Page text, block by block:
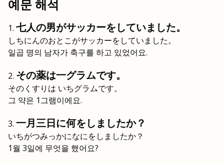
예문 해석
七人の男がサッカーをしていました。
しちにんのおとこがサッカーをしていました。
일곱 명의 남자가 축구를 하고 있었어요.
その薬は一グラムです。
そのくすりは いちグラムです。
그 약은 1그램이에요.
一月三日に何をしましたか？
いちがつみっかになにをしましたか？
1월 3일에 무엇을 했어요?